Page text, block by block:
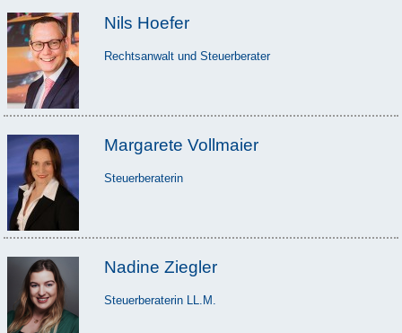
Nils Hoefer
Rechtsanwalt und Steuerberater
Margarete Vollmaier
Steuerberaterin
Nadine Ziegler
Steuerberaterin LL.M.